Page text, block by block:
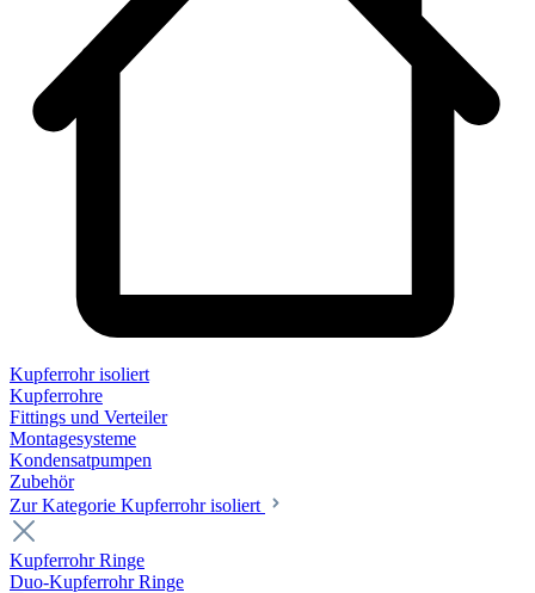
Kupferrohr isoliert
Kupferrohre
Fittings und Verteiler
Montagesysteme
Kondensatpumpen
Zubehör
Zur Kategorie Kupferrohr isoliert
Kupferrohr Ringe
Duo-Kupferrohr Ringe